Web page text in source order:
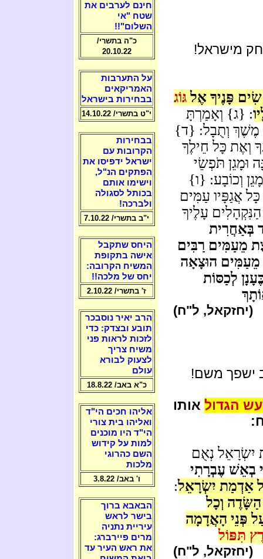
מישראל!
פָּנֶיךָ אֶלגּוֹג
: {ג} וְאָמַרְתָּ
מֶשֶׁךְ וְתֻבָל: {ד}
וְאֶת כָּל חֵילֶךָ
וּמָגֵן תֹּפְשֵׂי
וְכוֹבָע: {ו}
אֲגַפָּיו עַמִּים
עָלֶיךָ
בְּאַחֲרִית
מֵעַמִּים רַבִּים
מֵעַמִּים הוּצָאָה
לְכַסּוֹת
(יחזקאל, ל"ח)
ישפך משם!
הגדול אותו
יִשְׂרָאֵל נְאֻם
בְאֵשׁ עֶבְרָתִי
אַדְמַת יִשְׂרָאֵל:
הַשָּׂדֶה וְכָל
פְּנֵי הָאֲדָמָה
תִּפּוֹל
(יחזקאל, ל"ח)
חינם לערבים את
שטח "אי
השלום"!!
כ"ה בתשרי/
20.10.22
על התערבות
האמריקאים
בבחירות בישראל
י"ט בתשרי/ 14.10.22
בבחירות
הקרובות עם
ישראל ידפיסו את
הפתקים הנ"ל,
וישימו אותם
בכותל לסגולה
ולברכה!
י"ב בתשרי/ 7.10.22
היחס שתקבל
אישה בתקופת
המשיח הקרובה:
יחס של מלכה!!
ז' בתשרי/ 2.10.22
הרב יאיר נוסבכר
תובע ובצדק: כדי
לזכות לראות פני
משיח צריך
לצעוק לבורא
עולם
כ"א באב/ 18.8.22
אליהו חכים הי"ד
ואליהו בית צורי
הי"ד היו מוכנים
למות על קידוש
השם כהרוגי
מלכות
ו' באב/ 3.8.22
הבאבא ברוך
בישר לראש
עיריית נתניה
מרים פיירברג:
את ראש העיר עד